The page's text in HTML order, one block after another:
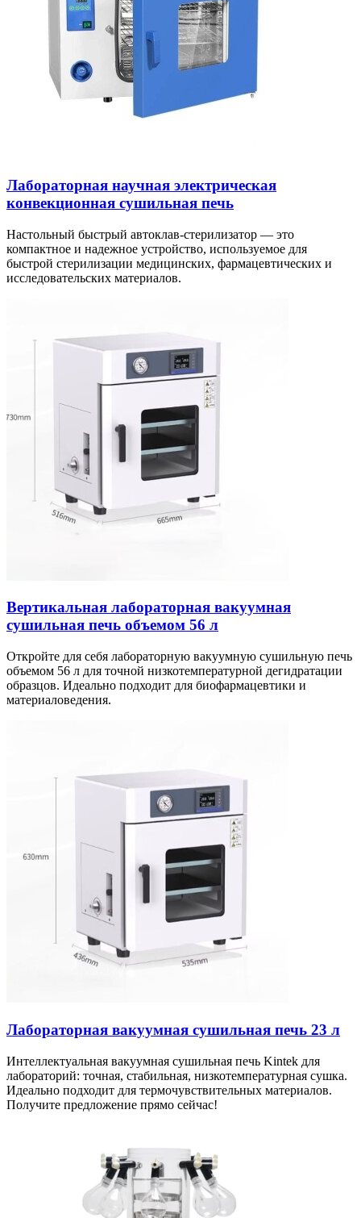
Лабораторная научная электрическая
конвекционная сушильная печь
Настольный быстрый автоклав-стерилизатор — это
компактное и надежное устройство, используемое для
быстрой стерилизации медицинских, фармацевтических и
исследовательских материалов.
Вертикальная лабораторная вакуумная
сушильная печь объемом 56 л
Откройте для себя лабораторную вакуумную сушильную печь
объемом 56 л для точной низкотемпературной дегидратации
образцов. Идеально подходит для биофармацевтики и
материаловедения.
Лабораторная вакуумная сушильная печь 23 л
Интеллектуальная вакуумная сушильная печь Kintek для
лабораторий: точная, стабильная, низкотемпературная сушка.
Идеально подходит для термочувствительных материалов.
Получите предложение прямо сейчас!